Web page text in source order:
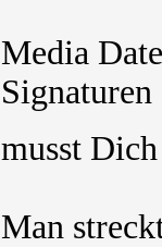
Media
musst Dich
Man